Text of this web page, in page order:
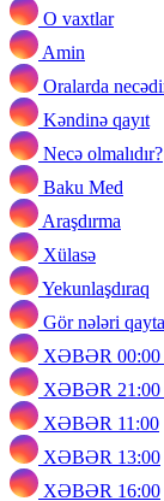
O vaxtlar
Amin
Oralarda
Kəndinə qayıt
Necə olmalıdır?
Baku Med
Araşdırma
Xülasə
Yekunlaşdıraq
Gör nələri
XƏBƏR
XƏBƏR
XƏBƏR 11:00
XƏBƏR 13:00
XƏBƏR 16:00